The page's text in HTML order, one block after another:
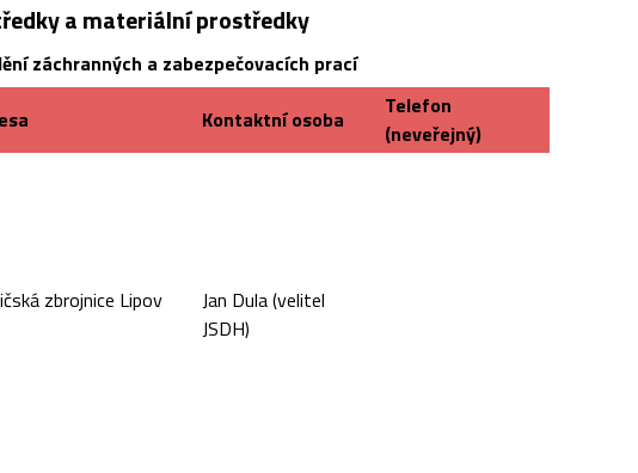
a materiální prostředky
záchranných a zabezpečovacích prací
Kontaktní osoba
Telefon
(neveřejný)
zbrojnice Lipov
Jan Dula (velitel
JSDH)